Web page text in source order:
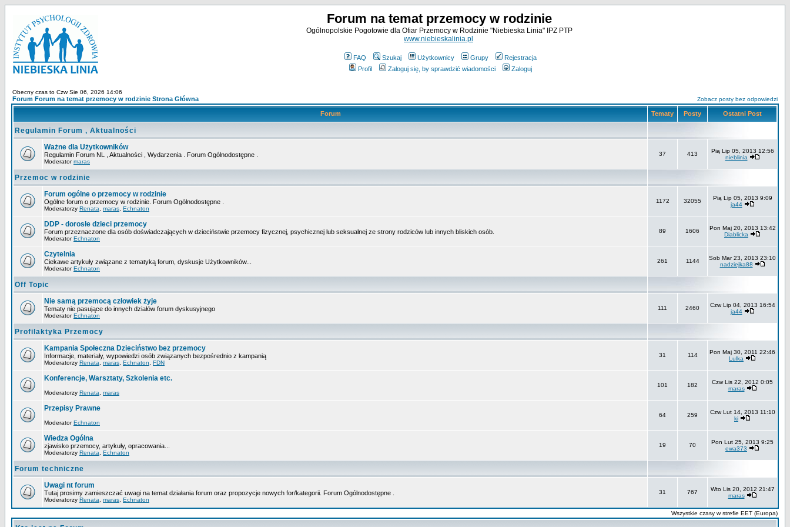
Forum na temat przemocy w rodzinie
Ogólnopolskie Pogotowie dla Ofiar Przemocy w Rodzinie "Niebieska Linia" IPZ PTP
www.niebieskalinia.pl
FAQ Szukaj Użytkownicy Grupy
Rejestracja
Profil
Zaloguj się, by sprawdzić wiadomości Zaloguj
Obecny czas to Czw Sie 06, 2026 14:06
Forum Forum na temat przemocy w rodzinie Strona Główna Zobacz posty bez odpowiedzi
Forum Tematy Posty Ostatni Post
Regulamin Forum , Aktualności
Ważne dla Użytkowników
Regulamin Forum NL , Aktualności , Wydarzenia . Forum Ogólnodostępne .
Moderatormaras
37 413
Pią Lip 05, 2013 12:56
nieblinia
Przemoc w rodzinie
Forum ogólne o przemocy w rodzinie
Ogólne forum o przemocy w rodzinie. Forum Ogólnodostępne .
Moderatorzy Renata maras Echnaton
1172 32055
Pią Lip 05, 2013 9:09
ja44
DDP - dorosłe dzieci przemocy
Forum przeznaczone dla osób doświadczających w dzieciństwie przemocy fizycznej, psychicznej lub seksualnej ze strony rodziców lub innych bliskich osób.
ModeratorEchnaton
89 1606
Pon Maj 20, 2013 13:42
Diablicka
Czytelnia
Ciekawe artykuły związane z tematyką forum, dyskusje Użytkowników...
ModeratorEchnaton
261 1144
Sob Mar 23, 2013 23:10
nadziejka88
Off Topic
Nie samą przemocą człowiek żyje
Tematy nie pasujące do innych działów forum dyskusyjnego
ModeratorEchnaton
111 2460
Czw Lip 04, 2013 16:54
ja44
Profilaktyka Przemocy
Kampania Społeczna Dzieciństwo bez przemocy
Informacje, materiały, wypowiedzi osób związanych bezpośrednio z kampanią
Moderatorzy Renata maras Echnaton FDN
31 114
Pon Maj 30, 2011 22:46
Lulka
Konferencje, Warsztaty, Szkolenia etc.
Moderatorzy Renata maras
101 182
Czw Lis 22, 2012 0:05
maras
Przepisy Prawne
ModeratorEchnaton
64 259
Czw Lut 14, 2013 11:10
ki
Wiedza Ogólna
zjawisko przemocy, artykuły, opracowania...
Moderatorzy Renata Echnaton
19 70
Pon Lut 25, 2013 9:25
ewa373
Forum techniczne
Uwagi nt forum
Tutaj prosimy zamieszczać uwagi na temat działania forum oraz propozycje nowych for/kategorii. Forum Ogólnodostępne .
Moderatorzy Renata maras Echnaton
31 767
Wto Lis 20, 2012 21:47
maras
Wszystkie czasy w strefie EET (Europa)